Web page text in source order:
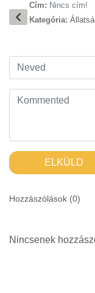
Cím: Nincs cím!
Kategória:
ELKÜLD
Hozzászólások (0)
Nincsenek